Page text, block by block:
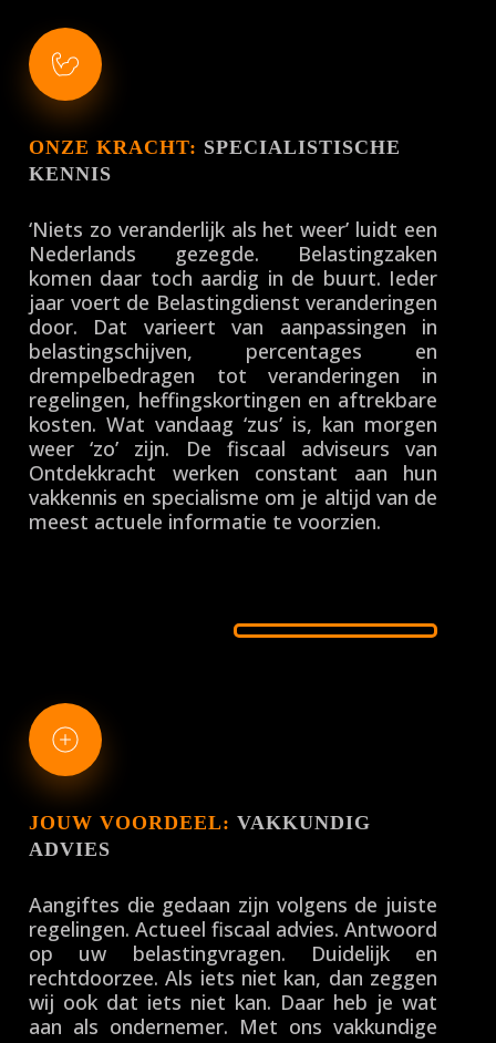
ONZE KRACHT: SPECIALISTISCHE
KENNIS
‘Niets zo veranderlijk als het weer’ luidt een
Nederlands gezegde. Belastingzaken
komen daar toch aardig in de buurt. Ieder
jaar voert de Belastingdienst veranderingen
door. Dat varieert van aanpassingen in
belastingschijven, percentages en
drempelbedragen tot veranderingen in
regelingen, heffingskortingen en aftrekbare
kosten. Wat vandaag ‘zus’ is, kan morgen
weer ‘zo’ zijn. De fiscaal adviseurs van
Ontdekkracht werken constant aan hun
vakkennis en specialisme om je altijd van de
meest actuele informatie te voorzien.
JOUW VOORDEEL: VAKKUNDIG
ADVIES
Aangiftes die gedaan zijn volgens de juiste
regelingen. Actueel fiscaal advies. Antwoord
op uw belastingvragen. Duidelijk en
rechtdoorzee. Als iets niet kan, dan zeggen
wij ook dat iets niet kan. Daar heb je wat
aan als ondernemer. Met ons vakkundige